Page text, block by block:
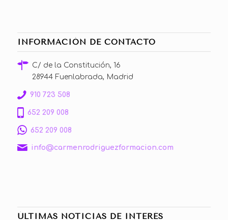
INFORMACIÓN DE CONTACTO
C/ de la Constitución, 16
28944 Fuenlabrada, Madrid
910 723 508
652 209 008
652 209 008
info@carmenrodriguezformacion.com
ÚLTIMAS NOTICIAS DE INTERÉS